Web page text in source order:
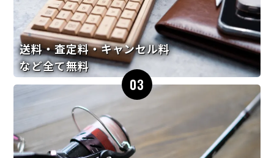
送料・査定料・キャンセル料
など全て無料
03